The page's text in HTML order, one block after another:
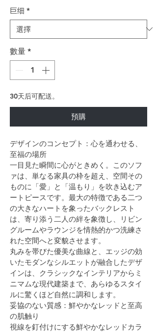
巨细 *
數量 *
30天后可配送。
預購
デザインのコンセプト：心を通わせる、
至福の場所
一目見た瞬間に心がときめく。このソフ
ァは、単なる家具の枠を超え、空間その
ものに「愛」と「温もり」を吹き込むア
ートピースです。最大の特徴である二つ
の大きなハートを象ったバックレスト
は、寄り添う二人の絆を象徴し、リビン
グルームやラウンジを情熱的かつ洗練さ
れた空間へと変貌させます。
丸みを帯びた優美な曲線と、エッジの効
いたモダンなシルエットが融合したデザ
インは、クラシックなインテリアからミ
ニマムな現代建築まで、あらゆるスタイ
ルに驚くほど自然に調和します。
妥協のない質感：鮮やかなレッドと至高
の肌触り
視線を釘付けにする鮮やかなレッドカラ